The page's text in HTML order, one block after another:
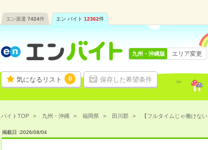
エン派遣 7424件 エン バイト 12362件
気になるリスト 0 保存した希望条件
九州・沖縄版 エリア変更
バイトTOP 九州・沖縄 福岡県 田川郡 【フルタイムじゃ働けな
掲載日 :2026/08/04